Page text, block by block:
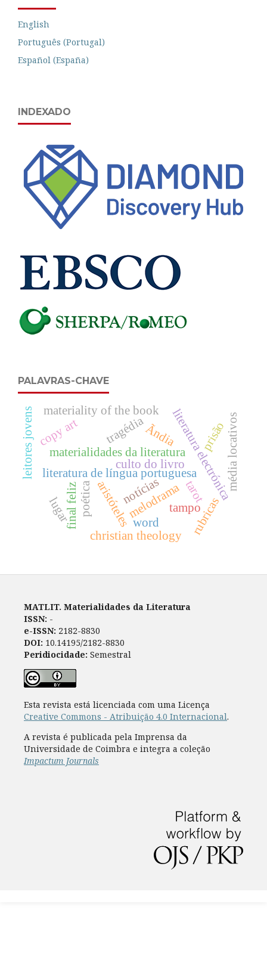
English
Português (Portugal)
Español (España)
INDEXADO
PALAVRAS-CHAVE
materialidades da literatura
Ãndia
literatura de língua portuguesa
culto do livro
aristóteles
poética
final feliz
tragédia
melodramaliteratura electrónica
prisão
tarot
tampo
notícias
materiality of the book
christian theology
word rubricas
copy art
leitores jovens média locativos
lugar
MATLIT. Materialidades da Literatura
ISSN: -
e-ISSN: 2182-8830
DOI: 10.14195/2182-8830
Peridiocidade: Semestral
Esta revista está licenciada com uma Licença
Creative Commons - Atribuição 4.0 Internacional.
A revista é publicada pela Imprensa da
Universidade de Coimbra e integra a coleção
Impactum Journals